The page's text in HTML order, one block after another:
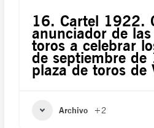
16. Cartel 1922.
anunciador de
toros a celebrar
de septiembre
plaza de toros de
Archivo +2